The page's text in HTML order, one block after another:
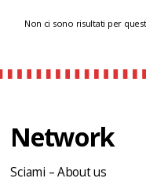
Non ci sono risultati per
Network
Sciami – About us